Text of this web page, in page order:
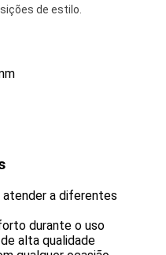
de estilo.
atender a diferentes
durante o uso
de alta qualidade